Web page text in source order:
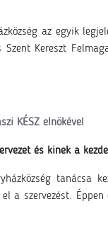
az egyik
Kereszt
KÉSZ elnökével
és kinek a
tanácsa
a szervezést.